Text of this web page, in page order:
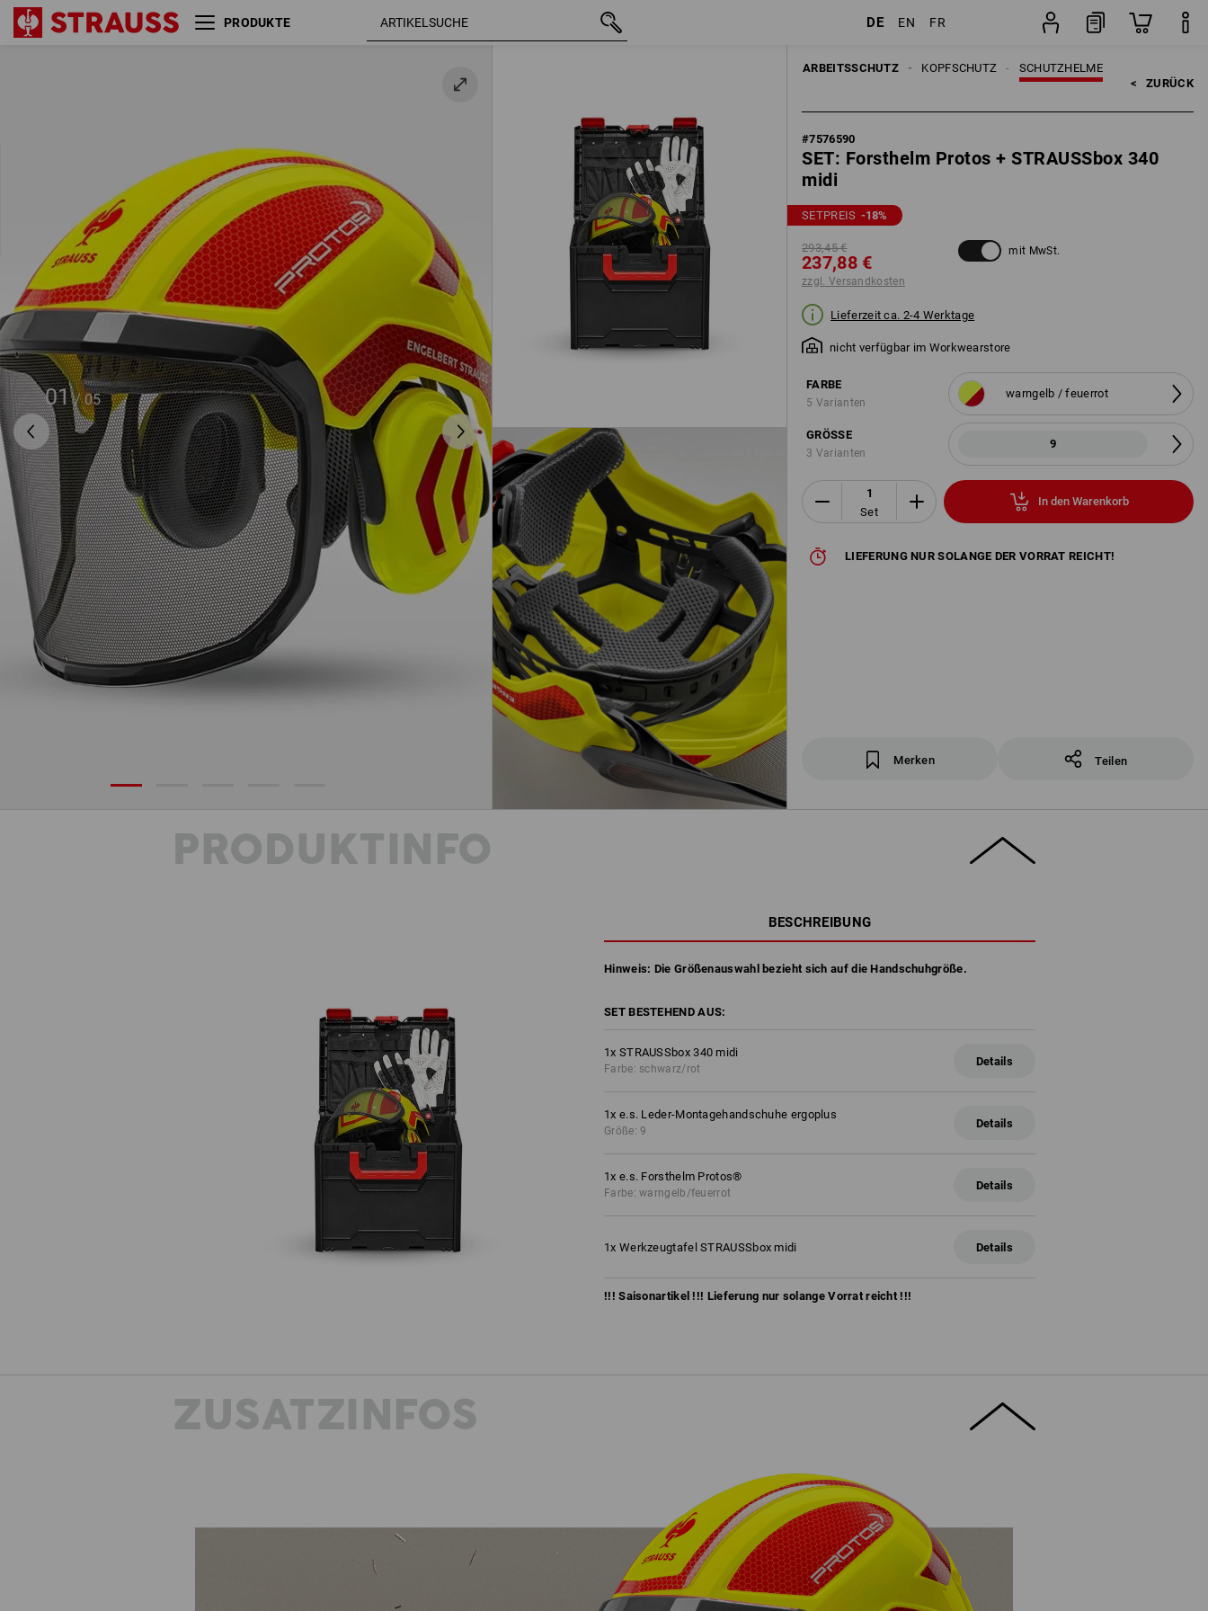
PRODUKTE DE EN FR
01 / 05
ARBEITSSCHUTZ SCHUTZHELME
KOPFSCHUTZ
< ZURÜCK
#7576590
SET: Forsthelm Protos + STRAUSSbox 340
midi
SETPREIS -18%
293,45 €
237,88 €
zzgl. Versandkosten
mit MwSt.
Lieferzeit ca. 2-4 Werktage
nicht verfügbar im Workwearstore
FARBE
5 Varianten
warngelb / feuerrot
GRÖSSE
3 Varianten
9
Set
In den Warenkorb
LIEFERUNG NUR SOLANGE DER VORRAT REICHT!
Merken Teilen
SET: Forsthelm Protos +
9
PRODUKTINFO
BESCHREIBUNG
Hinweis: Die Größenauswahl bezieht sich auf die Handschuhgröße.
SET BESTEHEND AUS:
1x STRAUSSbox 340 midi
Farbe: schwarz/rot
Details
1x e.s. Leder-Montagehandschuhe ergoplus
Größe: 9
Details
1x e.s. Forsthelm Protos®
Farbe: warngelb/feuerrot
Details
1x Werkzeugtafel STRAUSSbox midi Details
!!! Saisonartikel !!! Lieferung nur solange Vorrat reicht !!!
ZUSATZINFOS